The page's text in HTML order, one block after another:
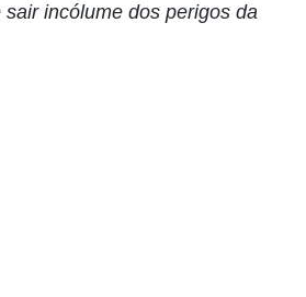
incólume dos perigos da